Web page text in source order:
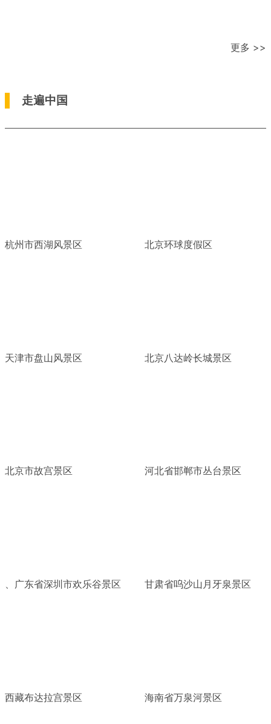
更多 >>
走遍中国
杭州市西湖风景区 北京环球度假区
天津市盘山风景区 北京八达岭长城景区
北京市故宫景区 河北省邯郸市丛台景区
、广东省深圳市欢乐谷景区 甘肃省呜沙山月牙泉景区
西藏布达拉宫景区 海南省万泉河景区